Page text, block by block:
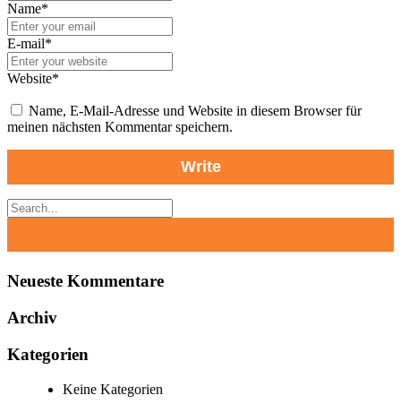
Name*
E-mail*
Website*
Name, E-Mail-Adresse und Website in diesem Browser für
meinen nächsten Kommentar speichern.
Neueste Kommentare
Archiv
Kategorien
Keine Kategorien